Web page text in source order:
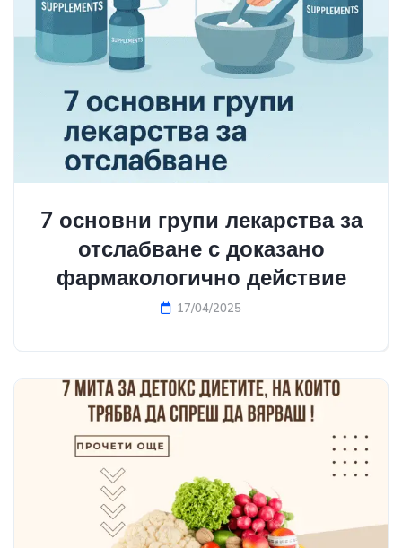
7 основни групи лекарства за
отслабване с доказано
фармакологично действие
17/04/2025